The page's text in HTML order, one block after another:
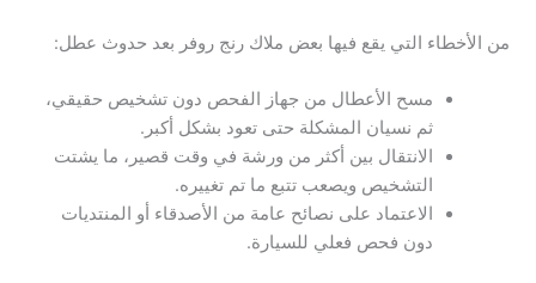
من الأخطاء التي يقع فيها بعض ملاك رنج روفر بعد حدوث عطل:
مسح الأعطال من جهاز الفحص دون تشخيص حقيقي،
ثم نسيان المشكلة حتى تعود بشكل أكبر.
الانتقال بين أكثر من ورشة في وقت قصير، ما يشتت
التشخيص ويصعب تتبع ما تم تغييره.
الاعتماد على نصائح عامة من الأصدقاء أو المنتديات
دون فحص فعلي للسيارة.